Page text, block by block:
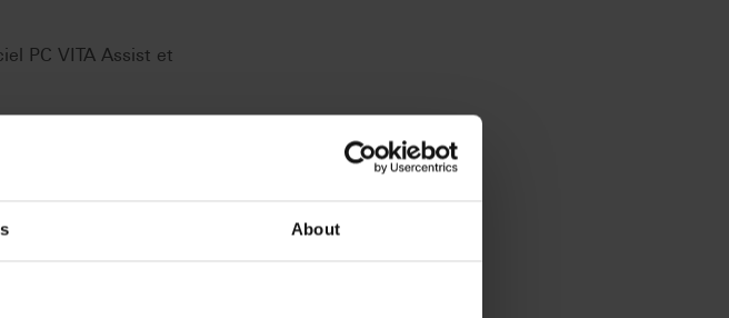
About
PC VITA Assist et
notre plateforme eIFU.